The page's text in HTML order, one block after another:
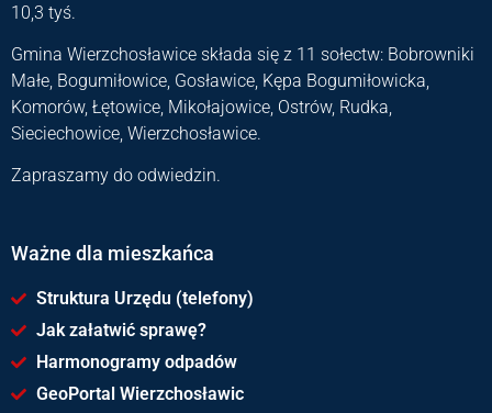
10,3 tyś.
Gmina Wierzchosławice składa się z 11 sołectw: Bobrowniki
Małe, Bogumiłowice, Gosławice, Kępa Bogumiłowicka,
Komorów, Łętowice, Mikołajowice, Ostrów, Rudka,
Sieciechowice, Wierzchosławice.
Zapraszamy do odwiedzin.
Ważne dla mieszkańca
Struktura Urzędu (telefony)
Jak załatwić sprawę?
Harmonogramy odpadów
GeoPortal Wierzchosławic